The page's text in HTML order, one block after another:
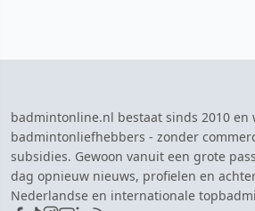
badmintonline.nl bestaat sinds 2010 en
badmintonliefhebbers - zonder
subsidies. Gewoon vanuit een grote
dag opnieuw nieuws, profielen en
Nederlandse en internationale